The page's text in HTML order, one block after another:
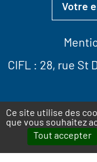
Ce site utilise des
que vous souhaitez
Tout accepter
CIFL : 28, rue St